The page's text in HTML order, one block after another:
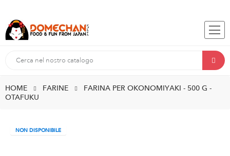
HOME FARINE
FARINA PER OKONOMIYAKI - 500 G -
OTAFUKU
NON DISPONIBILE